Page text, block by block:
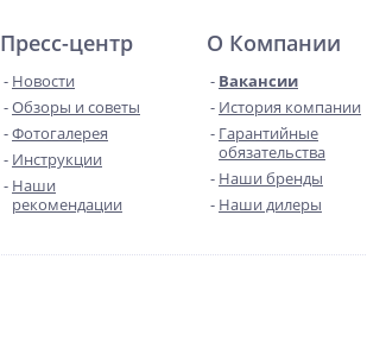
Пресс-центр
Новости
Обзоры и советы
Фотогалерея
Инструкции
Наши
рекомендации
О Компании
Вакансии
История компании
Гарантийные
обязательства
Наши бренды
Наши дилеры